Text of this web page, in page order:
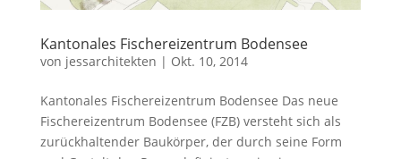
Kantonales Fischereizentrum Bodensee
von jessarchitekten | Okt. 10, 2014
Kantonales Fischereizentrum Bodensee Das neue
Fischereizentrum Bodensee (FZB) versteht sich als
zurückhaltender Baukörper, der durch seine Form